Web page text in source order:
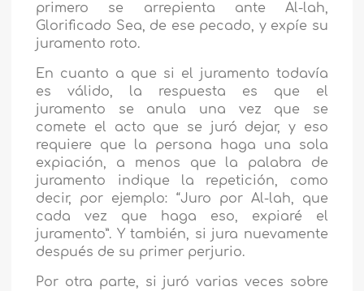
primero se arrepienta ante Al-lah,
Glorificado Sea, de ese pecado, y expíe su
juramento roto.
En cuanto a que si el juramento todavía
es válido, la respuesta es que el
juramento se anula una vez que se
comete el acto que se juró dejar, y eso
requiere que la persona haga una sola
expiación, a menos que la palabra de
juramento indique la repetición, como
decir, por ejemplo: “Juro por Al-lah, que
cada vez que haga eso, expiaré el
juramento”. Y también, si jura nuevamente
después de su primer perjurio.
Por otra parte, si juró varias veces sobre